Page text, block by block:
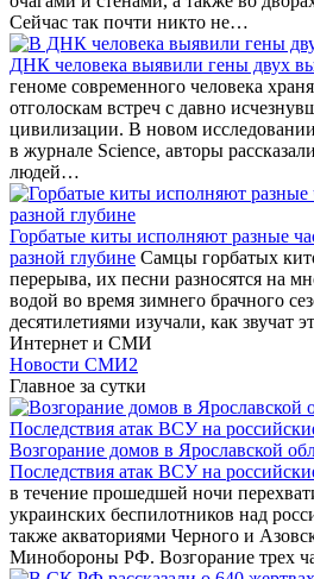
Сейчас так почти никто не…
ДНК человека выявили гены двух
геноме современного человека
отголоскам встреч с давно
цивилизации. В новом
в журнале Science, авторы
людей…
Горбатые киты исполняют разные
разной глубине Самцы горбатых
перерыва, их песни разносятся на
водой во время зимнего брачного
десятилетиями изучали, как звучат
Интернет и СМИ
Новости СМИ2
Главное за сутки
Возгорание домов в Ярославской
Последствия атак ВСУ на
в течение прошедшей ночи
украинских беспилотников над
также акваториями Черного и
Минобороны РФ. Возгорание трех